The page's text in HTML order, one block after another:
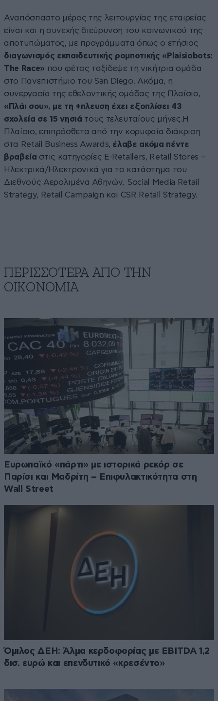
Αναπόσπαστο μέρος της λειτουργίας της εταιρείας
είναι και η συνεχής διεύρυνση του κοινωνικού της
αποτυπώματος, με προγράμματα όπως ο ετήσιος
διαγωνισμός εκπαιδευτικής ρομποτικής «Plaisiobots:
The Race» που φέτος ταξίδεψε τη νικήτρια ομάδα
στο Πανεπιστήμιο του San Diego. Ακόμα, η
συνεργασία της εθελοντικής ομάδας της Πλαίσιο,
«Πλάι σου», με τη +πλευση έχει εξοπλίσει 43
σχολεία σε 15 νησιά τους τελευταίους μήνες.Η
Πλαίσιο, επιπρόσθετα από την κορυφαία διάκριση
στα Retail Business Awards, έλαβε ακόμα πέντε
βραβεία στις κατηγορίες E-Retailers, Retail Stores –
Ηλεκτρικά/Ηλεκτρονικά για το κατάστημα του
Διεθνούς Αερολιμένα Αθηνών, Social Media Retail
Strategy, Retail Campaign και CSR Retail Strategy.
ΠΕΡΙΣΣΟΤΕΡΑ ΑΠΟ ΤΗΝ
ΟΙΚΟΝΟΜΙΑ
Ευρωπαϊκό «πάρτι» με ιστορικά ρεκόρ σε
Παρίσι και Μαδρίτη – Επιφυλακτικότητα στη
Wall Street
Όμιλος ΔΕΗ: Άλμα κερδοφορίας με EBITDA 1,2
δισ. ευρώ και επενδυτικό «κρεσέντο»